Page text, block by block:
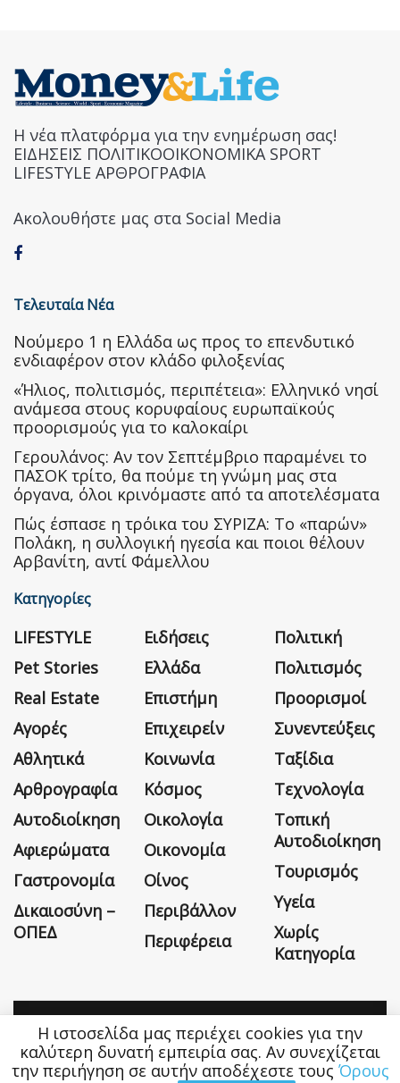
Η νέα πλατφόρμα για την ενημέρωση σας!
ΕΙΔΗΣΕΙΣ ΠΟΛΙΤΙΚΟΟΙΚΟΝΟΜΙΚΑ SPORT
LIFESTYLE ΑΡΘΡΟΓΡΑΦΙΑ
Ακολουθήστε μας στα Social Media
Τελευταία Νέα
Nούμερο 1 η Ελλάδα ως προς το επενδυτικό
ενδιαφέρον στον κλάδο φιλοξενίας
«Ήλιος, πολιτισμός, περιπέτεια»: Ελληνικό νησί
ανάμεσα στους κορυφαίους ευρωπαϊκούς
προορισμούς για το καλοκαίρι
Γερουλάνος: Αν τον Σεπτέμβριο παραμένει το
ΠΑΣΟΚ τρίτο, θα πούμε τη γνώμη μας στα
όργανα, όλοι κρινόμαστε από τα αποτελέσματα
Πώς έσπασε η τρόικα του ΣΥΡΙΖΑ: Το «παρών»
Πολάκη, η συλλογική ηγεσία και ποιοι θέλουν
Αρβανίτη, αντί Φάμελλου
Κατηγορίες
LIFESTYLE
Pet Stories
Real Estate
Αγορές
Αθλητικά
Αρθρογραφία
Αυτοδιοίκηση
Αφιερώματα
Γαστρονομία
Δικαιοσύνη –
ΟΠΕΔ
Ειδήσεις
Ελλάδα
Επιστήμη
Επιχειρείν
Κοινωνία
Κόσμος
Οικολογία
Οικονομία
Οίνος
Περιβάλλον
Περιφέρεια
Πολιτική
Πολιτισμός
Προορισμοί
Συνεντεύξεις
Ταξίδια
Τεχνολογία
Τοπική
Αυτοδιοίκηση
Τουρισμός
Υγεία
Χωρίς
Κατηγορία
Η εταιρεία Όροι Χρήσης Επικοινωνία
Money&Life©
Η ιστοσελίδα μας περιέχει cookies για την
καλύτερη δυνατή εμπειρία σας. Αν συνεχίζεται
την περιήγηση σε αυτήν αποδέχεστε τους Όρους